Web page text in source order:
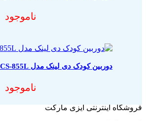
ناموجود
دوربین کودک دی لینک مدل DCS-855L
ناموجود
فروشگاه اینترنتی ایزی مارکت